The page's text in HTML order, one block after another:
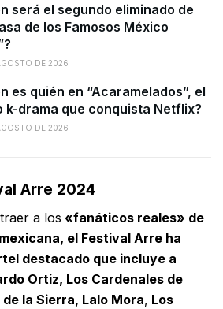
será el segundo eliminado de
de los Famosos México
DE 2026
es quién en “Acaramelados”, el
k-drama que conquista Netflix?
DE 2026
Arre 2024
a los «fanáticos reales» de
el Festival Arre ha
destacado que incluye a
Ortiz, Los Cardenales de
la Sierra, Lalo Mora, Los